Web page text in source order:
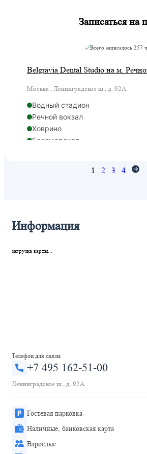
Записаться на
Всего записалось 257
Belgravia Dental Studio на м.
Москва , Ленинградское ш., д. 92А
Водный стадион
Речной вокзал
Ховрино
Беломорская
1 2 3 4
Информация
загрузка карты...
Телефон для связи:
+7 495 162-51-00
Ленинградское ш., д. 92А
Гостевая парковка
Наличные, банковская карта
Взрослые